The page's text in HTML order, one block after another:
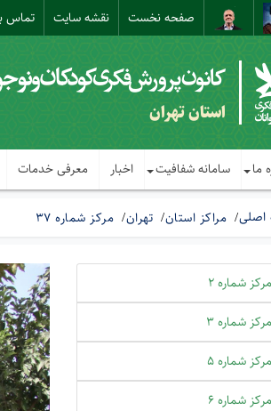
صفحه نخست نقشه سایت تماس
استان تهران
ما سامانه شفافیت اخبار معرفی خدمات
مراکز استان تهران مرکز شماره 37
مرکز شماره 2
مرکز شماره 3
مرکز شماره 5
مرکز شماره 6